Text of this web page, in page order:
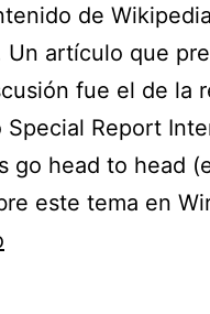
de
Un artículo que
fue el de la
Special Report
go head to head
este tema en